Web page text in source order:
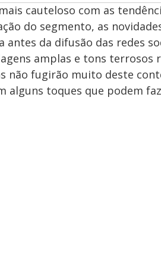
cauteloso com as
do segmento, as
da difusão das redes
amplas e tons terrosos
não fugirão muito deste
alguns toques que podem